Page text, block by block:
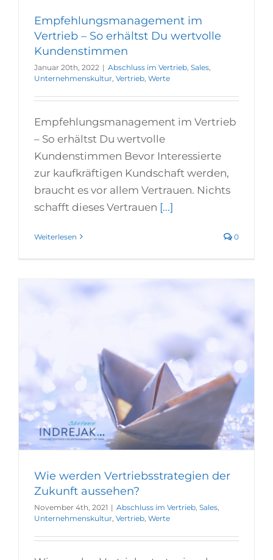
Empfehlungsmanagement im
Vertrieb – So erhältst Du wertvolle
Kundenstimmen
Januar 20th, 2022 | Abschluss im Vertrieb Sales
Unternehmenskultur Vertrieb Werte
Empfehlungsmanagement im Vertrieb
– So erhältst Du wertvolle
Kundenstimmen Bevor Interessierte
zur kaufkräftigen Kundschaft werden,
braucht es vor allem Vertrauen. Nichts
schafft dieses Vertrauen [...]
Weiterlesen 0
Wie werden Vertriebsstrategien der
Zukunft aussehen?
November 4th, 2021 | Abschluss im Vertrieb Sales
Unternehmenskultur Vertrieb Werte